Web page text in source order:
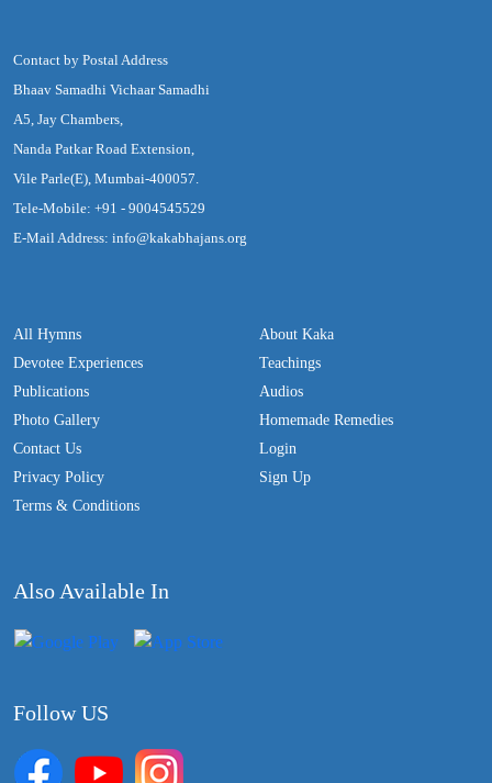
Contact by Postal Address
Bhaav Samadhi Vichaar Samadhi
A5, Jay Chambers,
Nanda Patkar Road Extension,
Vile Parle(E), Mumbai-400057.
Tele-Mobile: +91 - 9004545529
E-Mail Address: info@kakabhajans.org
All Hymns
Devotee Experiences
Publications
Photo Gallery
Contact Us
Privacy Policy
Terms & Conditions
About Kaka
Teachings
Audios
Homemade Remedies
Login
Sign Up
Also Available In
Follow US